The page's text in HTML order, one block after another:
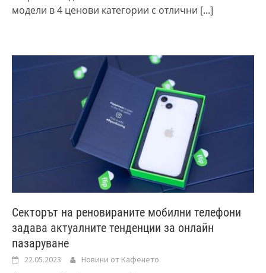
модели в 4 ценови категории с отлични [...]
Секторът на реновираните мобилни телефони
задава актуалните тенденции за онлайн
пазаруване
22.05.2023 Новини от Кафенето